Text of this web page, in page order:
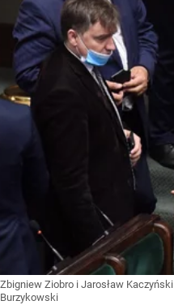
Zbigniew Ziobro i Jarosław Kaczyński
Burzykowski